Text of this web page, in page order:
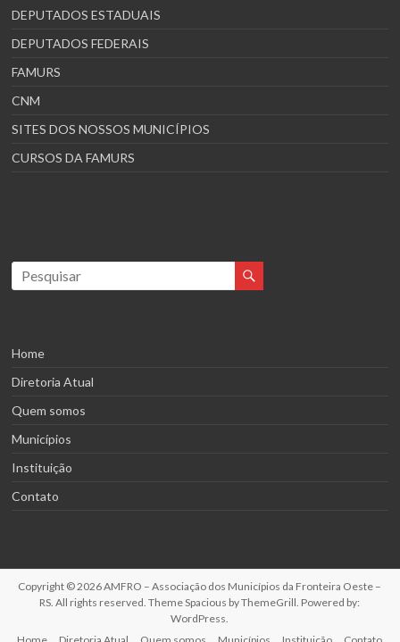
DEPUTADOS ESTADUAIS
DEPUTADOS FEDERAIS
FAMURS
CNM
SITES DOS NOSSOS MUNICÍPIOS
CURSOS DA FAMURS
Home
Diretoria Atual
Quem somos
Municípios
Instituição
Contato
Copyright © 2026AMFRO – Associação dos Municípios da Fronteira Oeste –
RS . All rights reserved. ThemeSpacious by ThemeGrill. Powered by:
WordPress